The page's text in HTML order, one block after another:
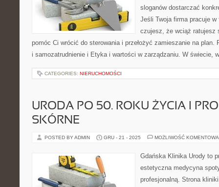
sloganów dostarczać
Jeśli Twoja firma pracuje
czujesz, że wciąż ratujesz
pomóc Ci wrócić do sterowania i przełożyć zamieszanie na plan.
i samozatrudnienie i Etyka i wartości w zarządzaniu. W świecie,
CATEGORIES: NIERUCHOMOŚCI
URODA PO 50. ROKU ŻYCIA I
SKÓRNE
POSTED BY ADMIN GRU - 21 - 2025 MOŻLIWOŚĆ
Gdańska Klinika Urody to
estetyczna medycyna
profesjonalną. Strona